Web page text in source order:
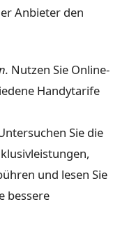
Anbieter den
Nutzen Sie Online-
Handytarife
Sie die
und lesen Sie
bessere